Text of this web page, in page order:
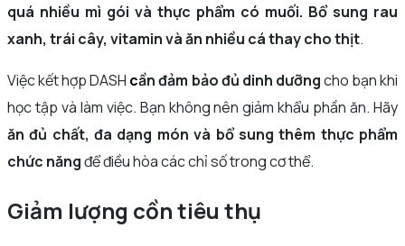
quá nhiều mì gói và thực phẩm có muối. Bổ sung rau
xanh, trái cây, vitamin và ăn nhiều cá thay cho thịt.
Việc kết hợp DASH cần đảm bảo đủ dinh dưỡngcho bạn khi
học tập và làm việc. Bạn không nên giảm khẩu phần ăn. Hãy
ăn đủ chất, đa dạng món và bổ sung thêm thực phẩm
chức năngđể điều hòa các chỉ số trong cơ thể.
Giảm lượng cồn tiêu thụ